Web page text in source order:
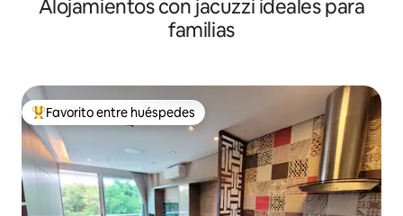
Alojamientos con jacuzzi ideales para
familias
De los mejores en Favorito entre huéspedes
Favorito entre huéspedes